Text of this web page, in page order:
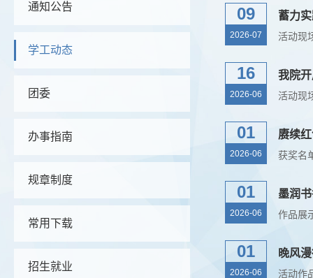
通知公告
学工动态
团委
办事指南
规章制度
常用下载
招生就业
09
2026-07
蓄力
16
2026-06
我院
01
2026-06
赓续
01
2026-06
墨润
01
2026-06
晚风